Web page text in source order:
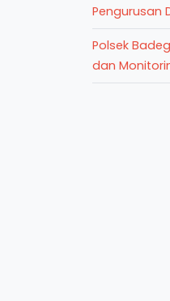
Pengurusan
Polsek
dan